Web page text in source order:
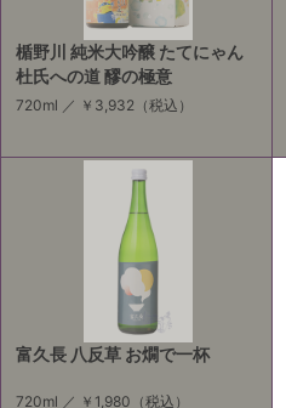
楯野川 純米大吟醸 たてにゃん
杜氏への道 醪の極意
720ml ／ ￥3,932 （税込）
富久長 八反草 お燗で一杯
720ml ／ ￥1,980 （税込）